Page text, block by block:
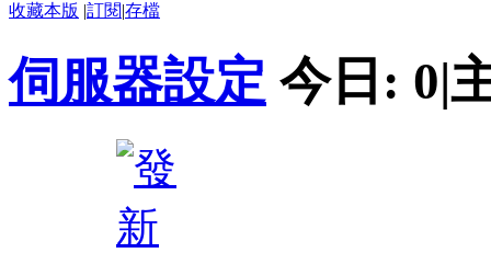
收藏本版 |訂閱|存檔
伺服器設定 今日: 0|